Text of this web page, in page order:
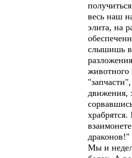
весь наш
элита, на
слышишь в
животного
движения,
Мы и